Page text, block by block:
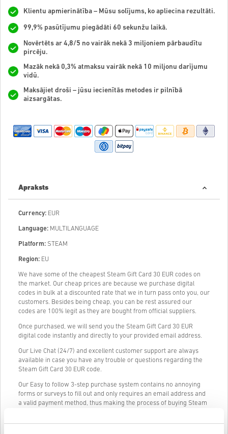
Klientu apmierinātība – Mūsu solījums, ko apliecina rezultāti.
99,9% pasūtījumu piegādāti 60 sekunžu laikā.
Novērtēts ar 4,8/5 no vairāk nekā 3 miljoniem pārbaudītu
pircēju.
Mazāk nekā 0,3% atmaksu vairāk nekā 10 miljonu darījumu
vidū.
Maksājiet droši – jūsu iecienītās metodes ir pilnībā
aizsargātas.
Apraksts
Currency: EUR
Language: MULTILANGUAGE
Platform: STEAM
Region: EU
We have some of the cheapest Steam Gift Card 30 EUR codes on
the market. Our cheap prices are because we purchase digital
codes in bulk at a discounted rate that we in turn pass onto you, our
customers. Besides being cheap, you can be rest assured our
codes are 100% legit as they are bought from official suppliers.
Once purchased, we will send you the Steam Gift Card 30 EUR
digital code instantly and directly to your provided email address.
Our Live Chat (24/7) and excellent customer support are always
available in case you have any trouble or questions regarding the
Steam Gift Card 30 EUR code.
Our Easy to follow 3-step purchase system contains no annoying
forms or surveys to fill out and only requires an email address and
a valid payment method, thus making the process of buying Steam